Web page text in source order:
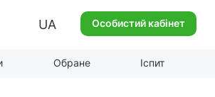
UA Особистий кабінет
Обране Іспит